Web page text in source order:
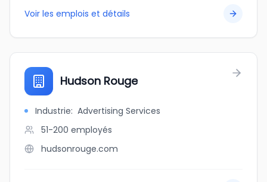
Voir les emplois et détails
Hudson Rouge
Industrie: Advertising Services
51-200 employés
hudsonrouge.com